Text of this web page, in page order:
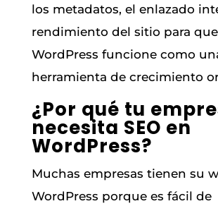
los metadatos, el enlazado
rendimiento del sitio para que
WordPress funcione como
herramienta de crecimiento
¿Por qué tu
necesita SEO en
WordPress?
Muchas empresas tienen su
WordPress porque es fácil de